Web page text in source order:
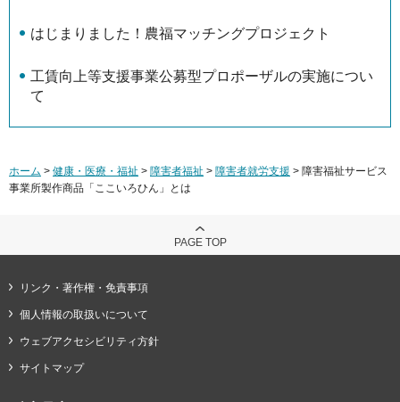
はじまりました！農福マッチングプロジェクト
工賃向上等支援事業公募型プロポーザルの実施につい
て
ホーム > 健康・医療・福祉 > 障害者福祉 > 障害者就労支援 > 障害福祉サービス
事業所製作商品「ここいろひん」とは
PAGE TOP
リンク・著作権・免責事項
個人情報の取扱いについて
ウェブアクセシビリティ方針
サイトマップ